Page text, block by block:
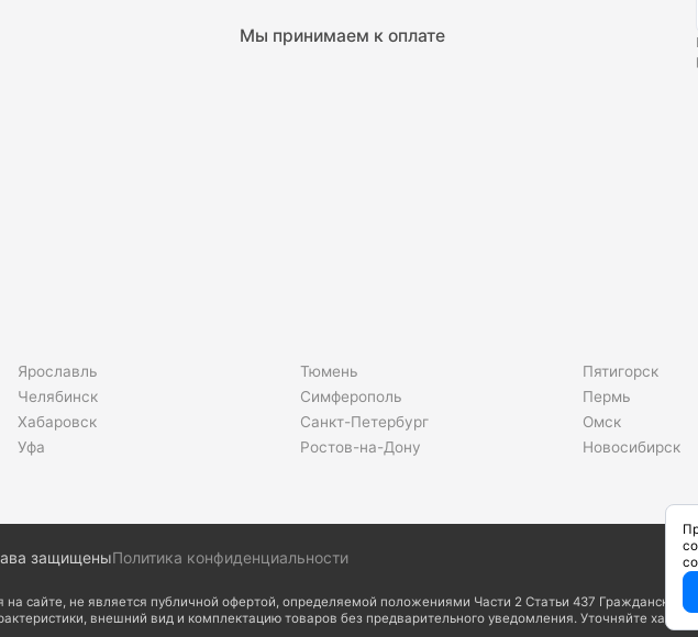
Мы принимаем к оплате
Ярославль
Челябинск
Хабаровск
Уфа
Тюмень
Симферополь
Санкт-Петербург
Ростов-на-Дону
Пятигорск
Пермь
Омск
Новосибирск
защищеныПолитика конфиденциальности
сайте, не является публичной офертой, определяемой положениями Части 2 Статьи 437 Гражданского
внешний вид и комплектацию товаров без предварительного уведомления. Уточняйте